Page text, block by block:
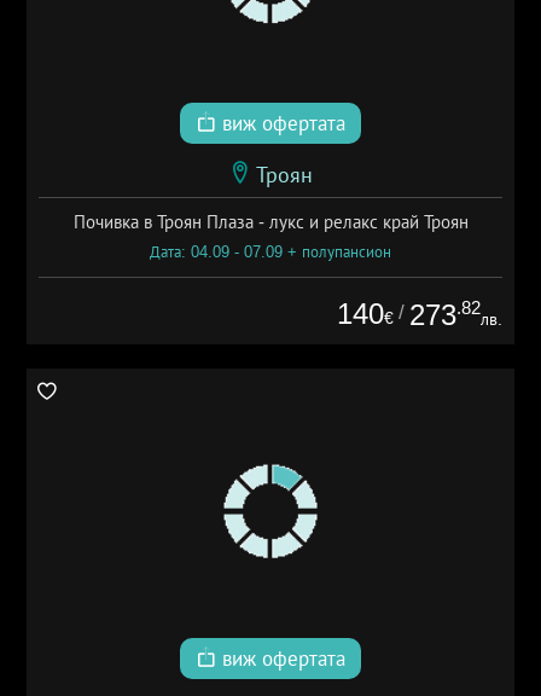
виж офертата
Троян
Почивка в Троян Плаза - лукс и релакс край Троян
Дата: 04.09 - 07.09 + полупансион
140€ / 273.82
лв.
виж офертата